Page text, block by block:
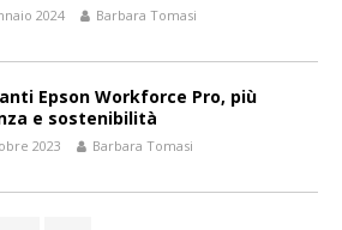
2024 Barbara Tomasi
Epson Workforce Pro, più
e sostenibilità
2023 Barbara Tomasi